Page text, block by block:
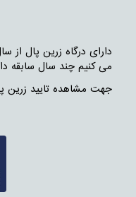
می کنیم چند سال سابقه
جهت مشاهده تایید زرین